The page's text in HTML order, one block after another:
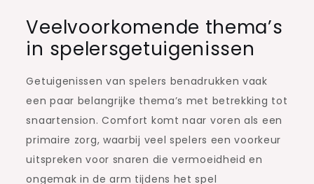
Veelvoorkomende thema’s
in spelersgetuigenissen
Getuigenissen van spelers benadrukken vaak
een paar belangrijke thema’s met betrekking tot
snaartension. Comfort komt naar voren als een
primaire zorg, waarbij veel spelers een voorkeur
uitspreken voor snaren die vermoeidheid en
ongemak in de arm tijdens het spel